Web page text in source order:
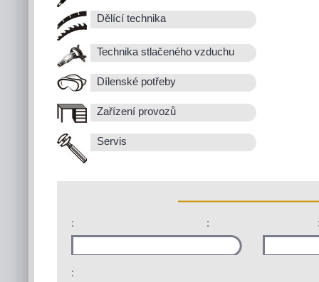
Dělící technika
Technika stlačeného vzduchu
Dílenské potřeby
Zařízení provozů
Servis
: :
: